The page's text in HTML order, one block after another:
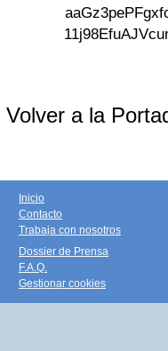
Volver a la
Inicio
Contacto
Trabaja con nosotros
Dossier de Prensa
F.A.Q.
Gestionar cookies